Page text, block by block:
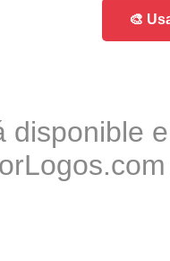
🎨
disponible